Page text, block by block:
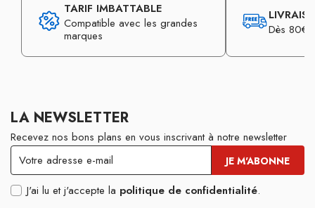
TARIF IMBATTABLE
Compatible avec les grandes
marques
Dès 80€
LA NEWSLETTER
Recevez nos bons plans en vous inscrivant à notre newsletter
J'ai lu et j'accepte la politique de confidentialité.